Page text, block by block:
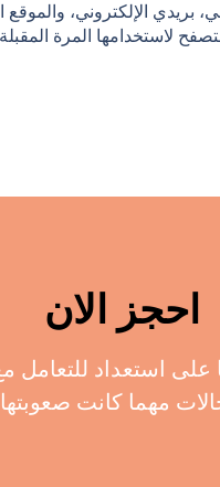
بريدي الإلكتروني، والموقع
لاستخدامها المرة
احجز الان
على استعداد للتعامل
مهما كانت صعوبتها